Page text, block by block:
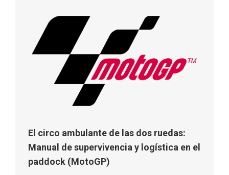
El circo ambulante de las dos ruedas:
Manual de supervivencia y logística en el
paddock (MotoGP)